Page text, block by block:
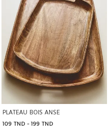
PLATEAU BOIS ANSE
109 TND - 199 TND